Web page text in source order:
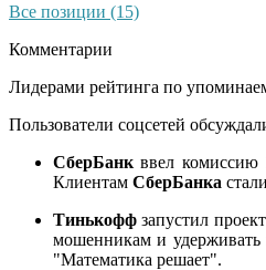
Все позиции (15)
Комментарии
Лидерами рейтинга по
Пользователи соцсетей
СберБанкввел комиссию
Клиентам СберБанка
Тинькоффзапустил
мошенникам и
"Математика решает".